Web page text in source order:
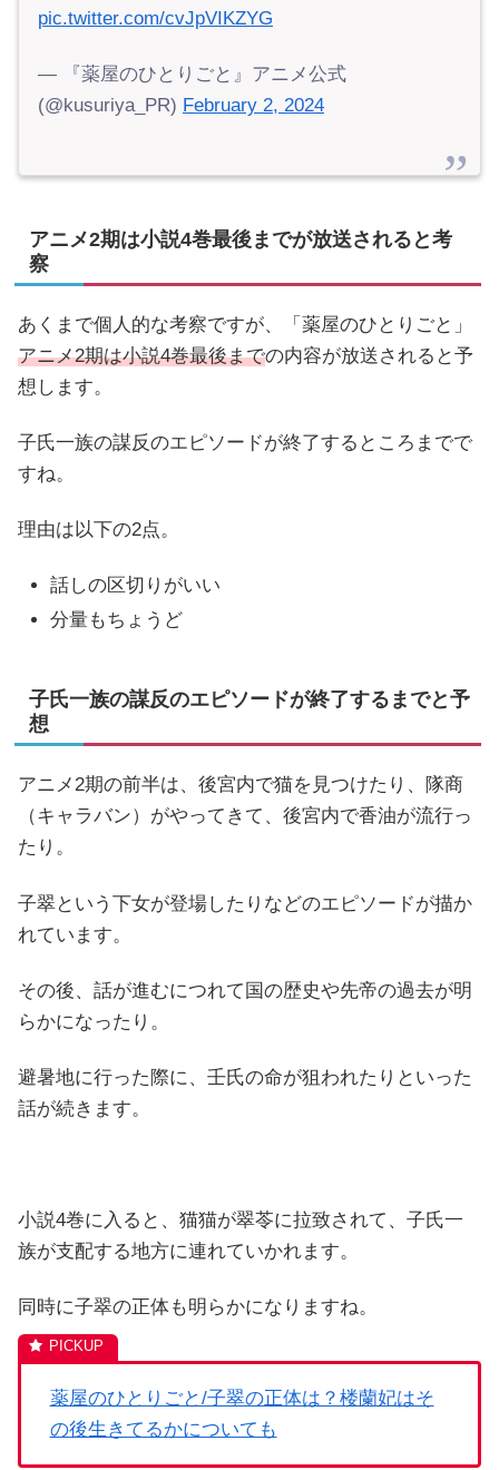
pic.twitter.com/cvJpVIKZYG
— 『薬屋のひとりごと』アニメ公式
(@kusuriya_PR) February 2, 2024
アニメ2期は小説4巻最後までが放送されると考
察
あくまで個人的な考察ですが、「薬屋のひとりごと」
アニメ2期は小説4巻最後までの内容が放送されると予
想します。
子氏一族の謀反のエピソードが終了するところまでで
すね。
理由は以下の2点。
話しの区切りがいい
分量もちょうど
子氏一族の謀反のエピソードが終了するまでと予
想
アニメ2期の前半は、後宮内で猫を見つけたり、隊商
（キャラバン）がやってきて、後宮内で香油が流行っ
たり。
子翠という下女が登場したりなどのエピソードが描か
れています。
その後、話が進むにつれて国の歴史や先帝の過去が明
らかになったり。
避暑地に行った際に、壬氏の命が狙われたりといった
話が続きます。
小説4巻に入ると、猫猫が翠苓に拉致されて、子氏一
族が支配する地方に連れていかれます。
同時に子翠の正体も明らかになりますね。
薬屋のひとりごと/子翠の正体は？楼蘭妃はそ
の後生きてるかについても